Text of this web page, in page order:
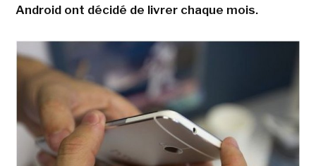
Android ont décidé de livrer chaque mois.